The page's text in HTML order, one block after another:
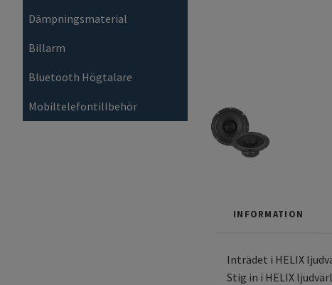
Dämpningsmaterial
Billarm
Bluetooth Högtalare
Mobiltelefontillbehör
INFORMATION
Inträdet i HELIX
Stig in i HELIX